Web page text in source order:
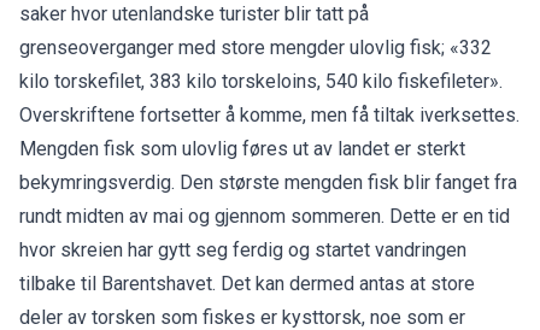
saker hvor utenlandske turister blir tatt på
grenseoverganger med store mengder ulovlig fisk; «332
kilo torskefilet, 383 kilo torskeloins, 540 kilo fiskefileter».
Overskriftene fortsetter å komme, men få tiltak iverksettes.
Mengden fisk som ulovlig føres ut av landet er sterkt
bekymringsverdig. Den største mengden fisk blir fanget fra
rundt midten av mai og gjennom sommeren. Dette er en tid
hvor skreien har gytt seg ferdig og startet vandringen
tilbake til Barentshavet. Det kan dermed antas at store
deler av torsken som fiskes er kysttorsk, noe som er